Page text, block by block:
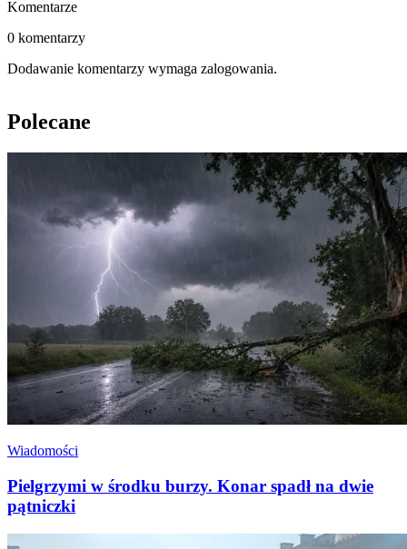
Komentarze
0 komentarzy
Dodawanie komentarzy wymaga zalogowania.
Polecane
Wiadomości
Pielgrzymi w środku burzy. Konar spadł na dwie
pątniczki